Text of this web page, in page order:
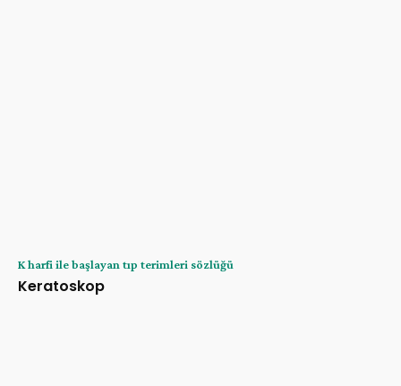
K harfi ile başlayan tıp terimleri sözlüğü
Keratoskop